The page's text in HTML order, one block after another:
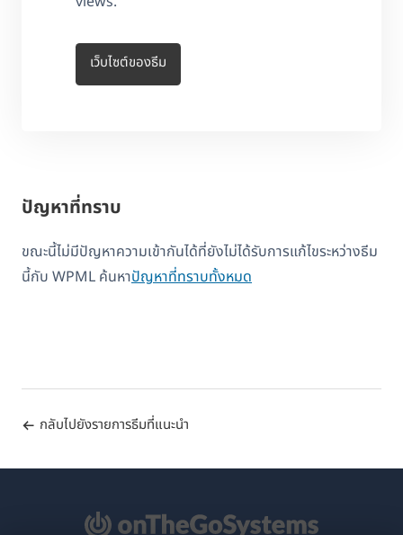
เว็บไซต์ของธีม
ปัญหาที่ทราบ
ขณะนี้ไม่มีปัญหาความเข้ากันได้ที่ยังไม่ได้รับการแก้ไขระหว่างธีม
นี้กับ WPML ค้นหาปัญหาที่ทราบทั้งหมด
กลับไปยังรายการธีมที่แนะนำ